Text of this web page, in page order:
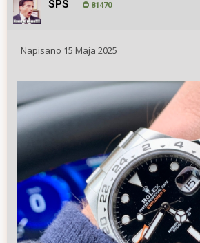
SPS 81470
Napisano 15 Maja 2025